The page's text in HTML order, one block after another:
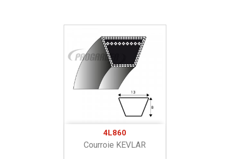
4L860
Courroie KEVLAR